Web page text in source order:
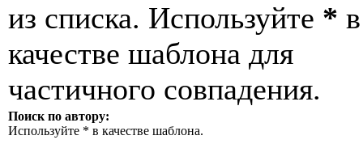
из списка. Используйте * в
качестве шаблона для
частичного совпадения.
Поиск по автору:
Используйте * в качестве шаблона.